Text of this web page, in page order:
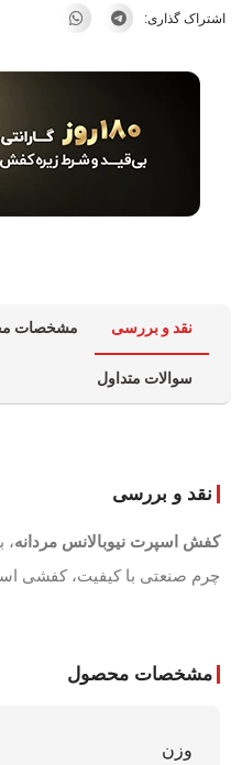
اشتراک گذاری:
نقد و بررسی مشخصات
سوالات متداول
نقد و بررسی
کفش اسپرت نیوبالانس مردانه
چرم صنعتی با کیفیت، کفشی
مشخصات محصول
وزن